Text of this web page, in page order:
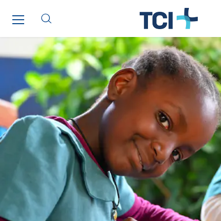
Cegelec Valenciennes Tertiaire
Chatenet
Cinodis
City Electric
Clède
Clémançon
Comantec
Comsip
Conductor
Cougar Automation
DECHOW Gebäude.Technik
Degreane Horizon
Dégréane SA